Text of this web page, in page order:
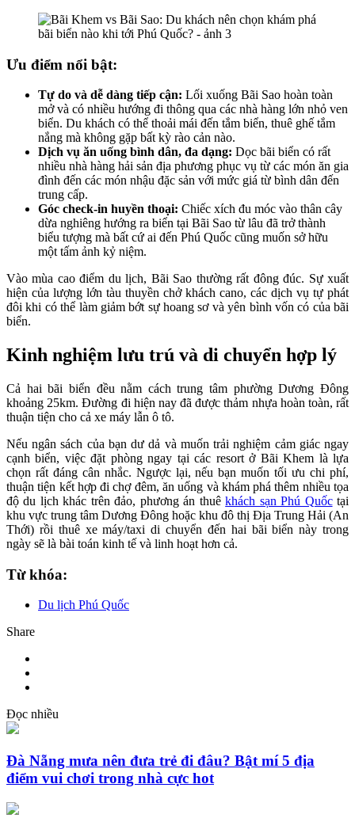
Ưu điểm nổi bật:
Tự do và dễ dàng tiếp cận: Lối xuống Bãi Sao hoàn toàn
mở và có nhiều hướng đi thông qua các nhà hàng lớn nhỏ ven
biển. Du khách có thể thoải mái đến tắm biển, thuê ghế tắm
nắng mà không gặp bất kỳ rào cản nào.
Dịch vụ ăn uống bình dân, đa dạng: Dọc bãi biển có rất
nhiều nhà hàng hải sản địa phương phục vụ từ các món ăn gia
đình đến các món nhậu đặc sản với mức giá từ bình dân đến
trung cấp.
Góc check-in huyền thoại: Chiếc xích đu móc vào thân cây
dừa nghiêng hướng ra biển tại Bãi Sao từ lâu đã trở thành
biểu tượng mà bất cứ ai đến Phú Quốc cũng muốn sở hữu
một tấm ảnh kỷ niệm.
Vào mùa cao điểm du lịch, Bãi Sao thường rất đông đúc. Sự xuất
hiện của lượng lớn tàu thuyền chở khách cano, các dịch vụ tự phát
đôi khi có thể làm giảm bớt sự hoang sơ và yên bình vốn có của bãi
biển.
Kinh nghiệm lưu trú và di chuyển hợp lý
Cả hai bãi biển đều nằm cách trung tâm phường Dương Đông
khoảng 25km. Đường đi hiện nay đã được thảm nhựa hoàn toàn, rất
thuận tiện cho cả xe máy lẫn ô tô.
Nếu ngân sách của bạn dư dả và muốn trải nghiệm cảm giác ngay
cạnh biển, việc đặt phòng ngay tại các resort ở Bãi Khem là lựa
chọn rất đáng cân nhắc. Ngược lại, nếu bạn muốn tối ưu chi phí,
thuận tiện kết hợp đi chợ đêm, ăn uống và khám phá thêm nhiều tọa
độ du lịch khác trên đảo, phương án thuêkhách sạn Phú Quốctại
khu vực trung tâm Dương Đông hoặc khu đô thị Địa Trung Hải (An
Thới) rồi thuê xe máy/taxi di chuyển đến hai bãi biển này trong
ngày sẽ là bài toán kinh tế và linh hoạt hơn cả.
Từ khóa:
Du lịch Phú Quốc
Share
Đọc nhiều
Đà Nẵng mưa nên đưa trẻ đi đâu? Bật mí 5 địa
điểm vui chơi trong nhà cực hot